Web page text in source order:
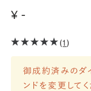
¥ -
(1)
御成約済みのダ
ンドを変更してく